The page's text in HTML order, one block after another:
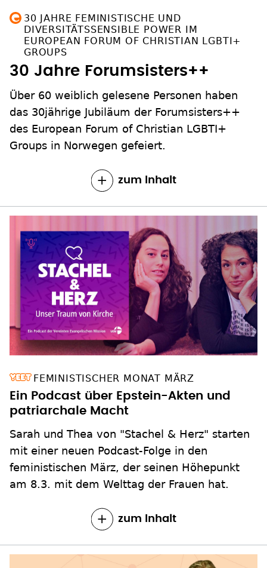
30 JAHRE FEMINISTISCHE UND
DIVERSITÄTSSENSIBLE POWER IM
EUROPEAN FORUM OF CHRISTIAN LGBTI+
GROUPS
30 Jahre Forumsisters++
Über 60 weiblich gelesene Personen haben
das 30jährige Jubiläum der Forumsisters++
des European Forum of Christian LGBTI+
Groups in Norwegen gefeiert.
zum Inhalt
FEMINISTISCHER MONAT MÄRZ
Ein Podcast über Epstein-Akten und
patriarchale Macht
Sarah und Thea von "Stachel & Herz" starten
mit einer neuen Podcast-Folge in den
feministischen März, der seinen Höhepunkt
am 8.3. mit dem Welttag der Frauen hat.
zum Inhalt